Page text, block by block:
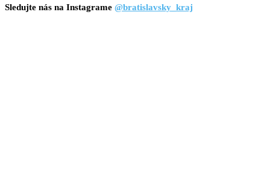
Sledujte nás na Instagrame @bratislavsky_kraj